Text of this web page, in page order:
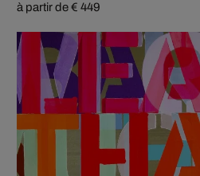
à partir de € 449